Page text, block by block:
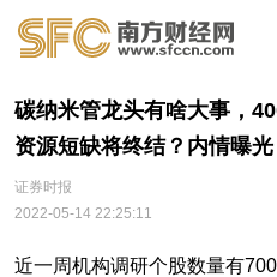
碳纳米管龙头有啥大事，
资源短缺将终结？内情曝光
证券时报
2022-05-14 22:25:11
近一周机构调研个股数量有